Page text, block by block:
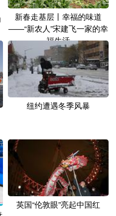
新春走基层丨幸福的味道
——“新农人”宋建飞一家的幸
福生活
纽约遭遇冬季风暴
英国“伦敦眼”亮起中国红